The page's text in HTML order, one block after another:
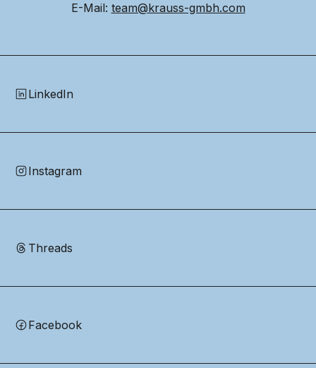
E-Mail: team@krauss-gmbh.com
LinkedIn
Instagram
Threads
Facebook